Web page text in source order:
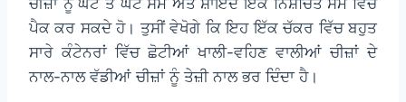
ਚੀਜ਼ਾਂ ਨੂੰ ਘੱਟ ਤੋਂ ਘੱਟ ਸਮੇਂ ਅਤੇ ਸ਼ਾਇਦ ਇੱਕ ਨਿਸ਼ਚਿਤ ਸਮੇਂ ਵਿੱਚ
ਪੈਕ ਕਰ ਸਕਦੇ ਹੋ। ਤੁਸੀਂ ਵੇਖੋਗੇ ਕਿ ਇਹ ਇੱਕ ਚੱਕਰ ਵਿੱਚ ਬਹੁਤ
ਸਾਰੇ ਕੰਟੇਨਰਾਂ ਵਿੱਚ ਛੋਟੀਆਂ ਖਾਲੀ-ਵਹਿਣ ਵਾਲੀਆਂ ਚੀਜ਼ਾਂ ਦੇ
ਨਾਲ-ਨਾਲ ਵੱਡੀਆਂ ਚੀਜ਼ਾਂ ਨੂੰ ਤੇਜ਼ੀ ਨਾਲ ਭਰ ਦਿੰਦਾ ਹੈ।